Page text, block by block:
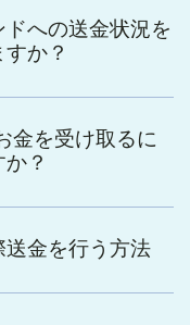
への送金状況を
か？
金を受け取るに
？
送金を行う方法